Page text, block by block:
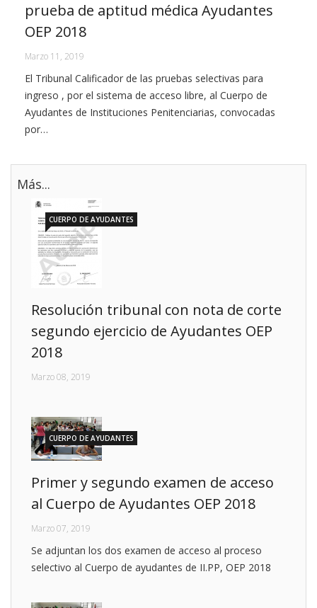
prueba de aptitud médica Ayudantes
OEP 2018
Marzo 11, 2019
El Tribunal Calificador de las pruebas selectivas para
ingreso , por el sistema de acceso libre, al Cuerpo de
Ayudantes de Instituciones Penitenciarias, convocadas
por…
Más...
CUERPO DE AYUDANTES
Resolución tribunal con nota de corte
segundo ejercicio de Ayudantes OEP
2018
Marzo 08, 2019
CUERPO DE AYUDANTES
Primer y segundo examen de acceso
al Cuerpo de Ayudantes OEP 2018
Marzo 07, 2019
Se adjuntan los dos examen de acceso al proceso
selectivo al Cuerpo de ayudantes de II.PP, OEP 2018